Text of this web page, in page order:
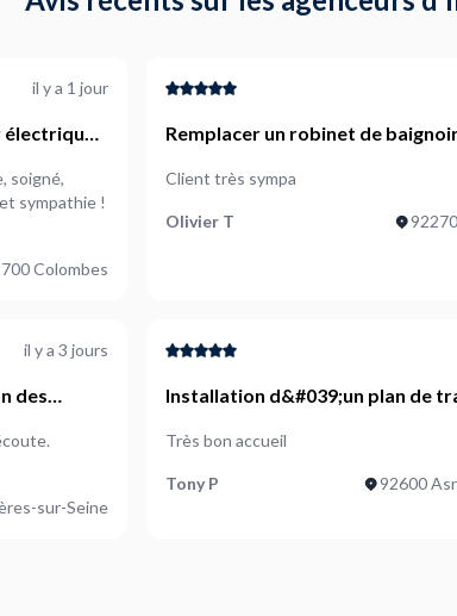
il y a 1 jour
électrique
soigné,
sympathie !
Colombes
Remplacer un robinet de
Client très sympa
Olivier T
il y a 3 jours
des
sur-Seine
Installation d&#039;un plan de
Très bon accueil
Tony P 92600